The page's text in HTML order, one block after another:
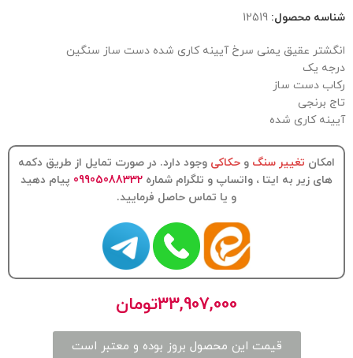
محصول:12519
عقیق یمنی سرخ آیینه کاری شده دست ساز سنگین
یک
دست ساز
کاری شده
تغییر سنگوحکاکی وجود دارد. در صورت تمایل از طریق دکمه
زیر به ایتا ، واتساپ و تلگرام شماره 09905088332پیام دهید
و یا تماس حاصل فرمایید.
33,907,000تومان
قیمت این محصول بروز بوده و معتبر است